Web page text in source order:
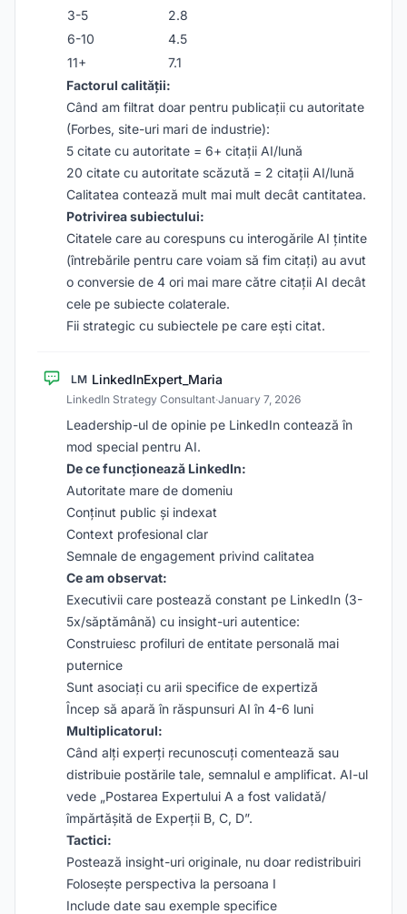
3-5
2.8
6-10
4.5
11+
7.1
Factorul calității:
Când am filtrat doar pentru publicații cu autoritate
(Forbes, site-uri mari de industrie):
5 citate cu autoritate = 6+ citații AI/lună
20 citate cu autoritate scăzută = 2 citații AI/lună
Calitatea contează mult mai mult decât cantitatea.
Potrivirea subiectului:
Citatele care au corespuns cu interogările AI țintite
(întrebările pentru care voiam să fim citați) au avut
o conversie de 4 ori mai mare către citații AI decât
cele pe subiecte colaterale.
Fii strategic cu subiectele pe care ești citat.
LM LinkedInExpert_Maria
LinkedIn Strategy Consultant·January 7, 2026
Leadership-ul de opinie pe LinkedIn contează în
mod special pentru AI.
De ce funcționează LinkedIn:
Autoritate mare de domeniu
Conținut public și indexat
Context profesional clar
Semnale de engagement privind calitatea
Ce am observat:
Executivii care postează constant pe LinkedIn (3-
5x/săptămână) cu insight-uri autentice:
Construiesc profiluri de entitate personală mai
puternice
Sunt asociați cu arii specifice de expertiză
Încep să apară în răspunsuri AI în 4-6 luni
Multiplicatorul:
Când alți experți recunoscuți comentează sau
distribuie postările tale, semnalul e amplificat. AI-ul
vede „Postarea Expertului A a fost validată/
împărtășită de Experții B, C, D”.
Tactici:
Postează insight-uri originale, nu doar redistribuiri
Folosește perspectiva la persoana I
Include date sau exemple specifice